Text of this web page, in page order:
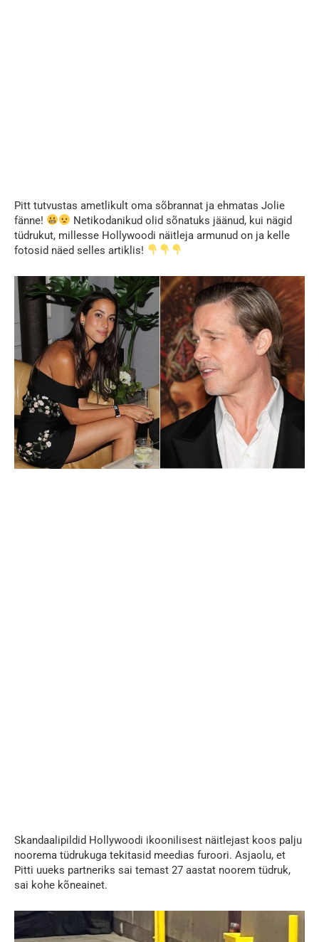
Pitt tutvustas ametlikult oma sõbrannat ja ehmatas Jolie
fänne!
Netikodanikud olid sõnatuks jäänud, kui nägid
tüdrukut, millesse Hollywoodi näitleja armunud on ja kelle
fotosid näed selles artiklis!
Skandaalipildid Hollywoodi ikoonilisest näitlejast koos palju
noorema tüdrukuga tekitasid meedias furoori. Asjaolu, et
Pitti uueks partneriks sai temast 27 aastat noorem tüdruk,
sai kohe kõneainet.